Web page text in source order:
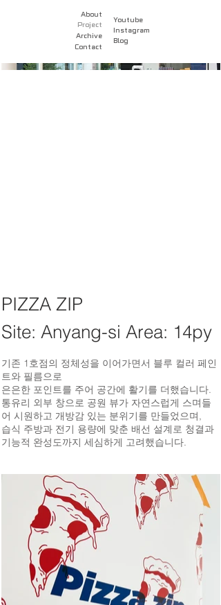
About
Project
Archive
Contact
Youtube
Instagram
Blog
PIZZA ZIP
Site: Anyang-si Area: 14py
기존 1호점의 정체성을 이어가면서 블루 컬러 페인
트와 필름으로
은은한 포인트를 주어 공간에 활기를 더했습니다.
통유리 외부 창으로 공원 뷰가 자연스럽게 스며들
어 시원하고 개방감 있는 분위기를 만들었으며,
습식 주방과 전기 용량에 맞춘 배선 설계로 청결과
기능적 완성도까지 세심하게 고려했습니다.